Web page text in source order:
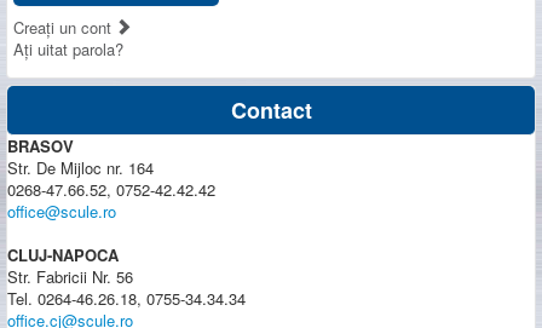
Creaţi un cont
Aţi uitat parola?
Contact
BRASOV
Str. De Mijloc nr. 164
0268-47.66.52, 0752-42.42.42
office@scule.ro
CLUJ-NAPOCA
Str. Fabricii Nr. 56
Tel. 0264-46.26.18, 0755-34.34.34
office.cj@scule.ro